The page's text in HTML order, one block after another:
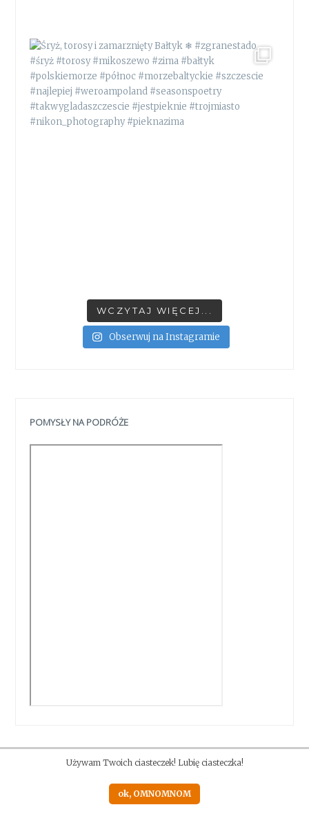
WCZYTAJ WIĘCEJ...
Obserwuj na Instagramie
POMYSŁY NA PODRÓŻE
Proudly powered by WordPress|Theme: Anissa by
Używam Twoich ciasteczek! Lubię ciasteczka!
ok, OMNOMNOM